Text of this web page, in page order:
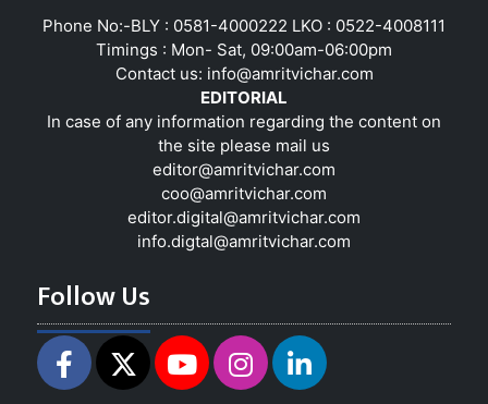
Phone No:-BLY : 0581-4000222 LKO : 0522-4008111
Timings : Mon- Sat, 09:00am-06:00pm
Contact us: info@amritvichar.com
EDITORIAL
In case of any information regarding the content on
the site please mail us
editor@amritvichar.com
coo@amritvichar.com
editor.digital@amritvichar.com
info.digtal@amritvichar.com
Follow Us